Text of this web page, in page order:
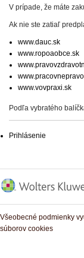
V prípade, že máte
Ak nie ste zatiaľ
www.dauc.sk
www.ropoaobce.sk
www.vovpraxi.sk
Podľa vybratého
Prihlásenie
Všeobecné podmienky
súborov cookies